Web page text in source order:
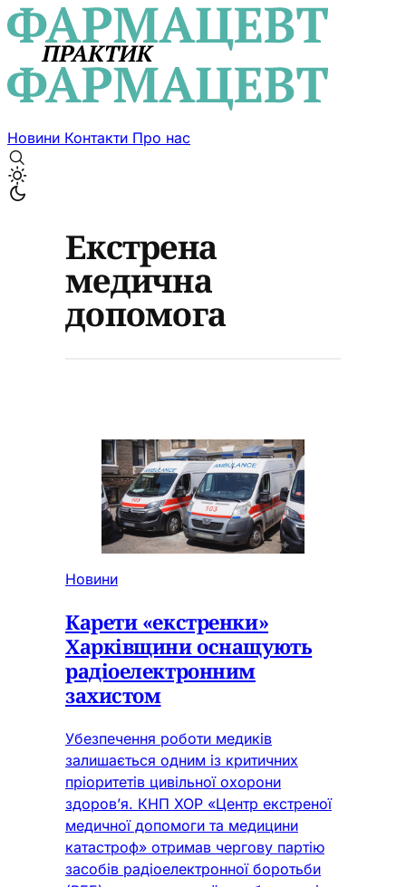
Новини Контакти Про нас
Екстрена
медична
допомога
Новини
Карети «екстренки»
Харківщини оснащують
радіоелектронним
захистом
Убезпечення роботи медиків
залишається одним із критичних
пріоритетів цивільної охорони
здоров’я. КНП ХОР «Центр екстреної
медичної допомоги та медицини
катастроф» отримав чергову партію
засобів радіоелектронної боротьби